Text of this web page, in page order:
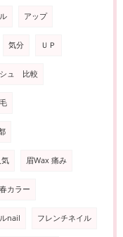
アップ
気分 ＵＰ
シュ 比較
気 眉Wax 痛み
カラー
nail フレンチネイル